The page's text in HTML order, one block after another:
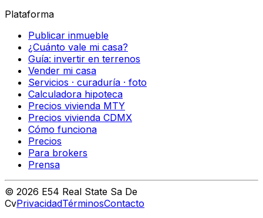
Plataforma
Publicar inmueble
¿Cuánto vale mi casa?
Guía: invertir en terrenos
Vender mi casa
Servicios · curaduría · foto
Calculadora hipoteca
Precios vivienda MTY
Precios vivienda CDMX
Cómo funciona
Precios
Para brokers
Prensa
© 2026 E54 Real State Sa De
CvPrivacidadTérminosContacto